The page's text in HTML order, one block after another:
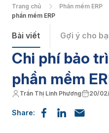
Trang chủ Phần mềm ERP
phần mềm ERP
Bài viết Gợi ý cho
Chi phí bảo
phần mềm
Trần Thị Linh Phương 20/
Share: